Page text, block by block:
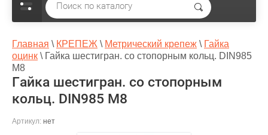
Главная \ КРЕПЕЖ \ Метрический крепеж \ Гайка
оцинк \ Гайка шестигран. со стопорным кольц. DIN985
М8
Гайка шестигран. со стопорным
кольц. DIN985 М8
Артикул: нет